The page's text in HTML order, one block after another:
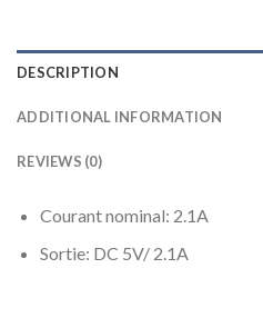
DESCRIPTION
ADDITIONAL INFORMATION
REVIEWS (0)
Courant nominal: 2.1A
Sortie: DC 5V/ 2.1A